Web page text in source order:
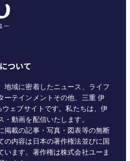
ついて
地域に密着したニュース、ライフ
ーテインメントその他、三重 伊
ェブサイトです。私たちは、伊
動画を配信いたします。
掲載の記事・写真・図表等の無断
の内容は日本の著作権法並びに国
います。著作権は株式会社ユーま